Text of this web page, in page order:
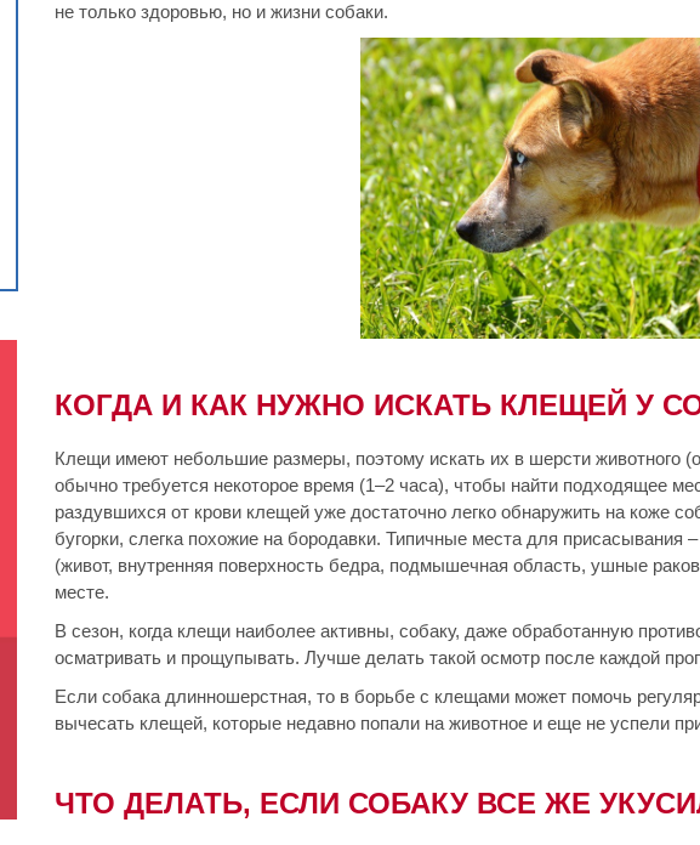
не только здоровью, но и жизни собаки.
КОГДА И КАК НУЖНО ИСКАТЬ КЛЕЩЕЙ У
Клещи имеют небольшие размеры, поэтому искать их в шерсти животного
обычно требуется некоторое время (1–2 часа), чтобы найти подходящее
раздувшихся от крови клещей уже достаточно легко обнаружить на коже
бугорки, слегка похожие на бородавки. Типичные места для
(живот, внутренняя поверхность бедра, подмышечная область, ушные
месте.
В сезон, когда клещи наиболее активны, собаку, даже обработанную
осматривать и прощупывать. Лучше делать такой осмотр после каждой
Если собака длинношерстная, то в борьбе с клещами может помочь
вычесать клещей, которые недавно попали на животное и еще не успели
ЧТО ДЕЛАТЬ, ЕСЛИ СОБАКУ ВСЕ ЖЕ